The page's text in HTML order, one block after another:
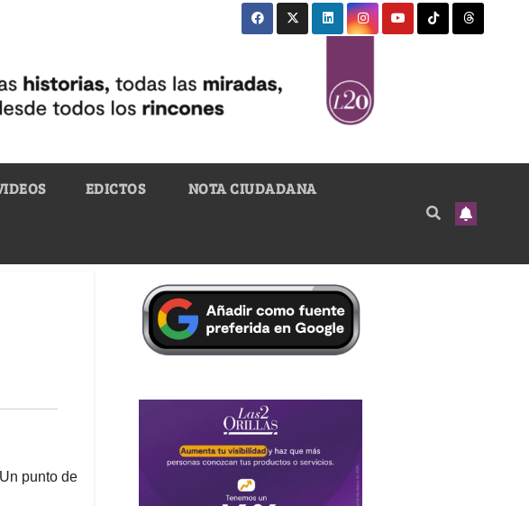
EDICTOS NOTA CIUDADANA
punto de